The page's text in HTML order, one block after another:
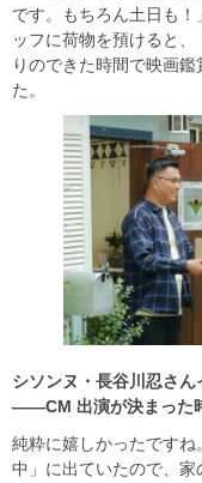
です。もちろん土日も
ッフに荷物を預けると
りのできた時間で映画
た。
シソンヌ・長谷川忍さん
――CM 出演が決まった
純粋に嬉しかったです
中」に出ていたので、